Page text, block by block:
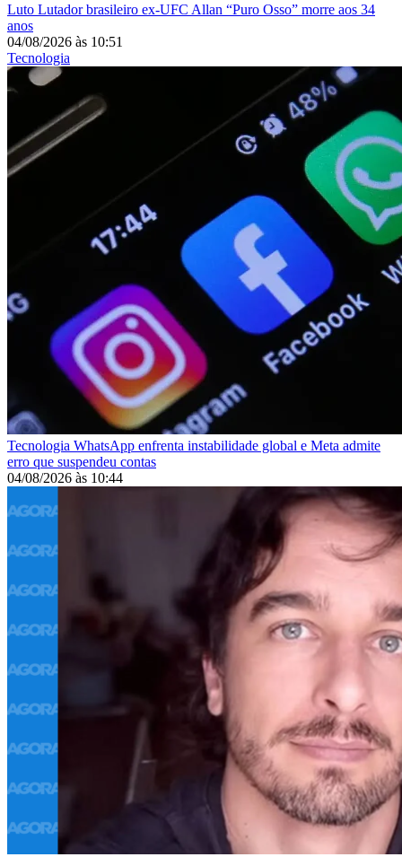
Luto Lutador brasileiro ex-UFC Allan “Puro Osso” morre aos 34
anos
04/08/2026 às 10:51
Tecnologia
Tecnologia WhatsApp enfrenta instabilidade global e Meta admite
erro que suspendeu contas
04/08/2026 às 10:44